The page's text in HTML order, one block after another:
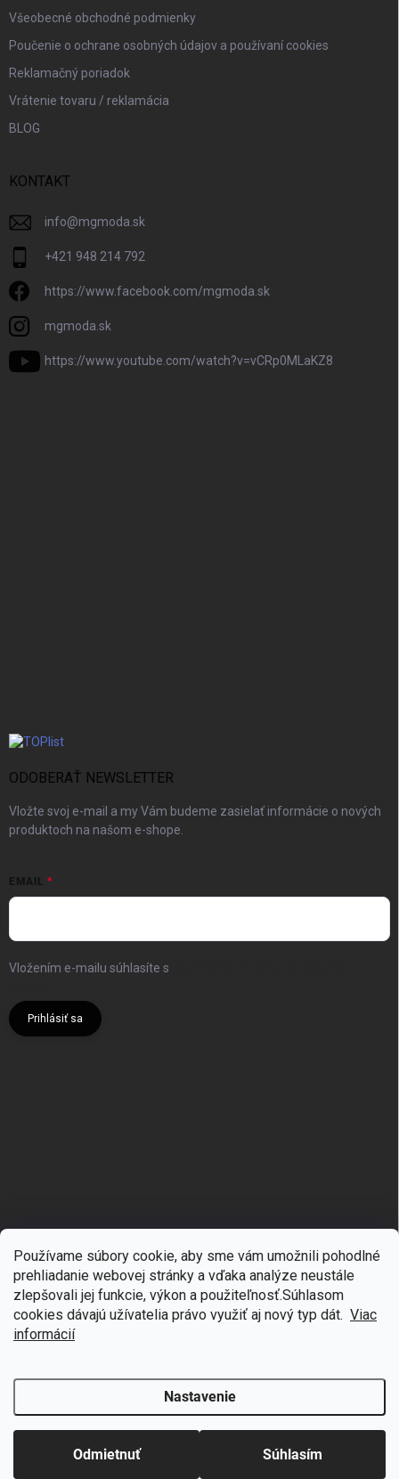
Používame súbory cookie, aby sme vám umožnili pohodlné
prehliadanie webovej stránky a vďaka analýze neustále
zlepšovali jej funkcie, výkon a použiteľnosť.Súhlasom
cookies dávajú užívatelia právo využiť aj nový typ dát. Viac
informácií
Nastavenie
Odmietnuť Súhlasím
Všeobecné obchodné podmienky
Poučenie o ochrane osobných údajov a používaní cookies
Reklamačný poriadok
Vrátenie tovaru / reklamácia
BLOG
KONTAKT
info@mgmoda.sk
+421 948 214 792
https://www.facebook.com/mgmoda.sk
mgmoda.sk
https://www.youtube.com/watch?v=vCRp0MLaKZ8
ODOBERAŤ NEWSLETTER
Vložte svoj e-mail a my Vám budeme zasielať informácie o nových
produktoch na našom e-shope.
EMAIL
Vložením e-mailu súhlasíte s
Prihlásiť sa
Copyright 2026mgmoda.sk . Všetky práva vyhradené.Upraviť nastavenie
🎁Získajte 7 % zľavu na prvý nákup
Prihláste sa k odberu noviniek
Chcem zľavu